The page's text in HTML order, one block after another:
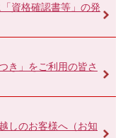
資格確認書等」の発
き」をご利用の皆さ
しのお客様へ（お知